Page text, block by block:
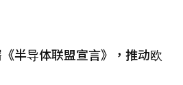
半导体联盟宣言》，推动欧